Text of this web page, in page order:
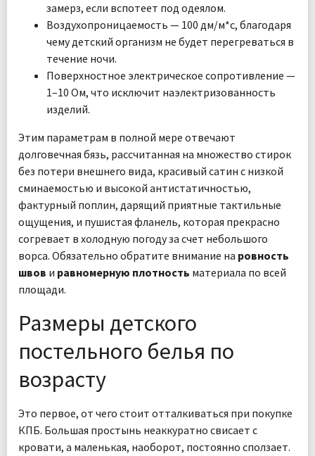
замерз, если вспотеет под одеялом.
Воздухопроницаемость — 100 дм/м*с, благодаря
чему детский организм не будет перегреваться в
течение ночи.
Поверхностное электрическое сопротивление —
1–10 Ом, что исключит наэлектризованность
изделий.
Этим параметрам в полной мере отвечают
долговечная бязь, рассчитанная на множество стирок
без потери внешнего вида, красивый сатин с низкой
сминаемостью и высокой антистатичностью,
фактурный поплин, дарящий приятные тактильные
ощущения, и пушистая фланель, которая прекрасно
согревает в холодную погоду за счет небольшого
ворса. Обязательно обратите внимание на ровность
швов и равномерную плотность материала по всей
площади.
Размеры детского
постельного белья по
возрасту
Это первое, от чего стоит отталкиваться при покупке
КПБ. Большая простынь неаккуратно свисает с
кровати, а маленькая, наоборот, постоянно сползает.